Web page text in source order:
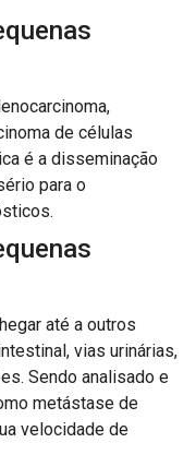
de células
é a disseminação
para o
até a outros
vias urinárias,
Sendo analisado e
metástase de
velocidade de